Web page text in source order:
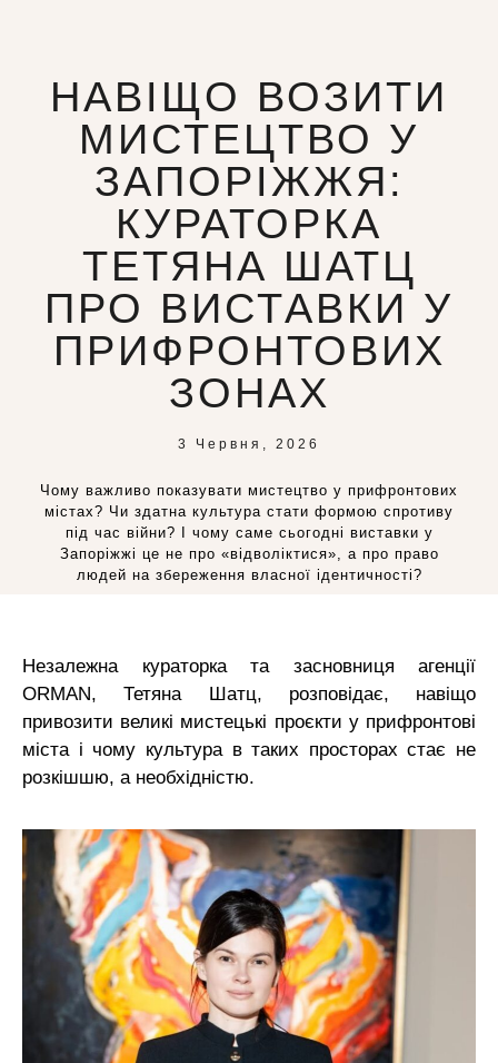
НАВІЩО ВОЗИТИ
МИСТЕЦТВО У
ЗАПОРІЖЖЯ:
КУРАТОРКА
ТЕТЯНА ШАТЦ
ПРО ВИСТАВКИ У
ПРИФРОНТОВИХ
ЗОНАХ
3 Червня, 2026
Чому важливо показувати мистецтво у прифронтових
містах? Чи здатна культура стати формою спротиву
під час війни? І чому саме сьогодні виставки у
Запоріжжі це не про «відволіктися», а про право
людей на збереження власної ідентичності?
Незалежна кураторка та засновниця агенції
ORMAN, Тетяна Шатц, розповідає, навіщо
привозити великі мистецькі проєкти у прифронтові
міста і чому культура в таких просторах стає не
розкішшю, а необхідністю.